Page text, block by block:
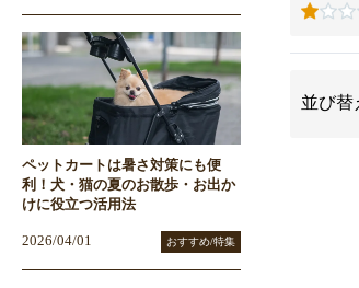
並び替
ペットカートは暑さ対策にも便
利！犬・猫の夏のお散歩・お出か
けに役立つ活用法
2026/04/01 おすすめ/特集